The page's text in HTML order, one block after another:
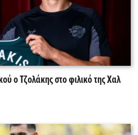
ο Τζολάκης στο φιλικό της Χαλ